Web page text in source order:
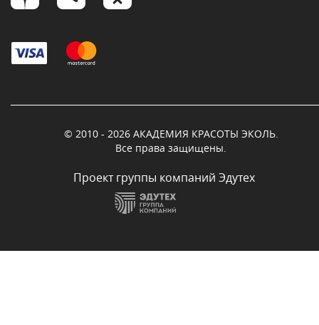
© 2010 - 2026 АКАДЕМИЯ КРАСОТЫ ЭКОЛЬ.
Все права защищены.
Проект группы компаний Эдутех